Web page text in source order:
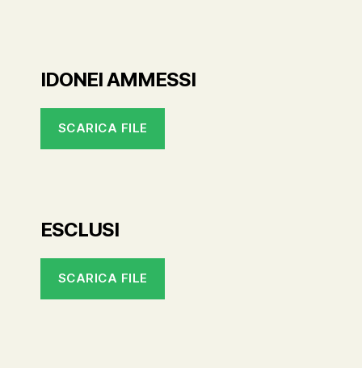
IDONEI AMMESSI
SCARICA FILE
ESCLUSI
SCARICA FILE